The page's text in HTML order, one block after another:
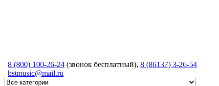
8 (800) 100-26-24 (звонок бесплатный), 8 (86137) 3-26-54
bstmusic@mail.ru